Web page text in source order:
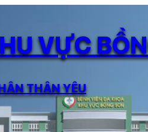
VỰC
THÂN YÊU